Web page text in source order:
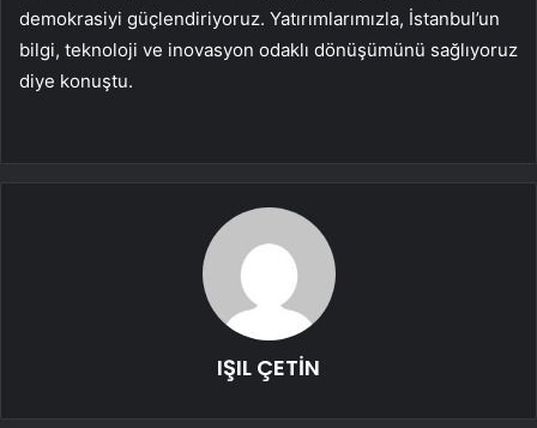
demokrasiyi güçlendiriyoruz. Yatırımlarımızla, İstanbul’un
bilgi, teknoloji ve inovasyon odaklı dönüşümünü sağlıyoruz
diye konuştu.
IŞIL ÇETİN